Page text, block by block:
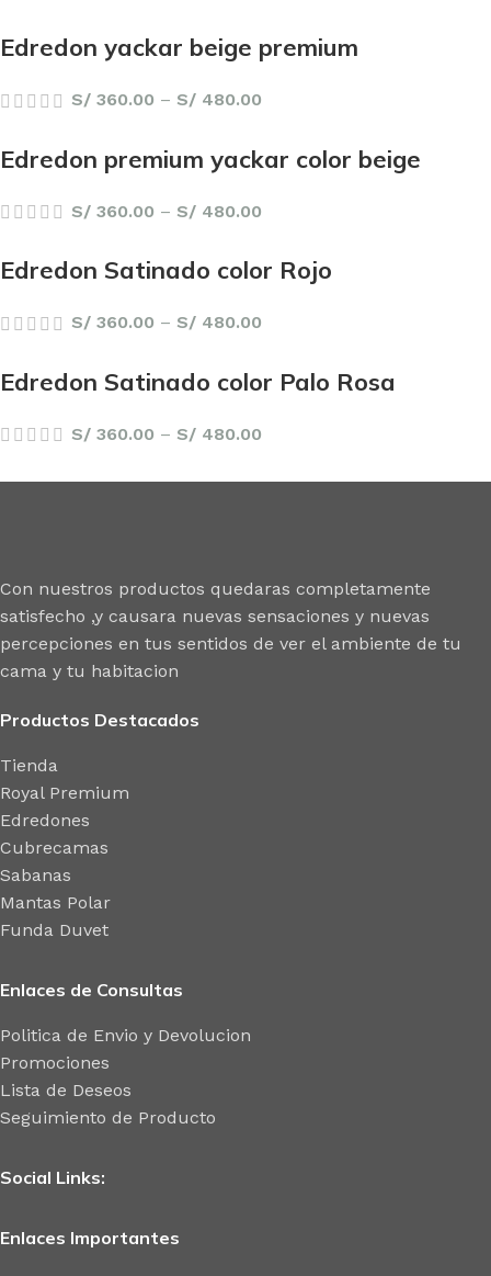
Edredon yackar beige premium
S/ 360.00 – S/ 480.00
Edredon premium yackar color beige
S/ 360.00 – S/ 480.00
Edredon Satinado color Rojo
S/ 360.00 – S/ 480.00
Edredon Satinado color Palo Rosa
S/ 360.00 – S/ 480.00
Con nuestros productos quedaras completamente
satisfecho ,y causara nuevas sensaciones y nuevas
percepciones en tus sentidos de ver el ambiente de tu
cama y tu habitacion
Productos Destacados
Tienda
Royal Premium
Edredones
Cubrecamas
Sabanas
Mantas Polar
Funda Duvet
Enlaces de Consultas
Politica de Envio y Devolucion
Promociones
Lista de Deseos
Seguimiento de Producto
Social Links:
Enlaces Importantes